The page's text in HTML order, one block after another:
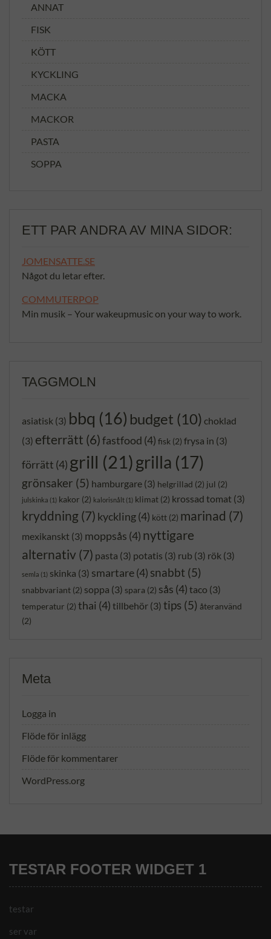
ANNAT
FISK
KÖTT
KYCKLING
MACKA
MACKOR
PASTA
SOPPA
ETT PAR ANDRA AV MINA SIDOR:
JOMENSATTE.SE
Något du letar efter.
COMMUTERPOP
Min musik – Your wakeupmusic on your way to work.
TAGGMOLN
asiatisk (3) bbq (16) budget (10) choklad
(3) efterrätt (6)fastfood (4) fisk (2) frysa in (3)
förrätt (4) grill (21)grilla (17)
grönsaker (5) hamburgare (3) helgrillad (2) jul (2)
julskinka (1) kakor (2) kalorisnålt (1) klimat (2) krossad tomat (3)
kryddning(7) kyckling(4) kött (2) marinad (7)
mexikanskt (3) moppsås (4) nyttigare
alternativ(7) pasta (3) potatis (3) rub (3) rök (3)
semla (1) skinka (3) smartare(4) snabbt (5)
snabbvariant (2) soppa (3) spara (2) sås (4) taco (3)
temperatur (2) thai (4) tillbehör (3) tips (5) återanvänd
(2)
Meta
Logga in
Flöde för inlägg
Flöde för kommentarer
WordPress.org
TESTAR FOOTER WIDGET 1
testar
ser var